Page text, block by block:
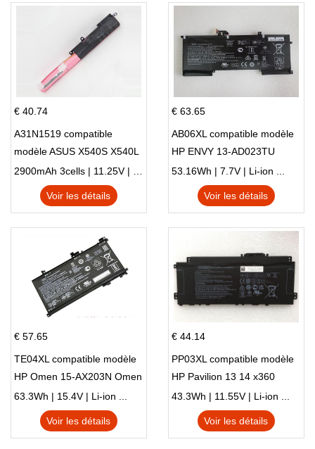
€ 40.74
A31N1519 compatible
modèle ASUS X540S X540L
X540LA-SI302 X540SA
X540S
2900mAh 3cells | 11.25V | Li-ion ...
Voir les détails
€ 63.65
AB06XL compatible modèle
HP ENVY 13-AD023TU
HSTNN-DB8C 921438-855
TPN-I128
53.16Wh | 7.7V | Li-ion ...
Voir les détails
€ 57.65
TE04XL compatible modèle
HP Omen 15-AX203N Omen
15 Series Pavilion 15 Series
63.3Wh | 15.4V | Li-ion ...
Voir les détails
€ 44.14
PP03XL compatible modèle
HP Pavilion 13 14 x360
L83388-AC1 L83388-421
HSTNN-LB8S M01118-421
M01144-005 13-BB 14-DV
43.3Wh | 11.55V | Li-ion ...
Voir les détails